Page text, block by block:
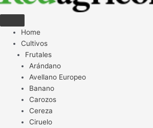
Home
Cultivos
Frutales
Arándano
Avellano Europeo
Banano
Carozos
Cereza
Ciruelo